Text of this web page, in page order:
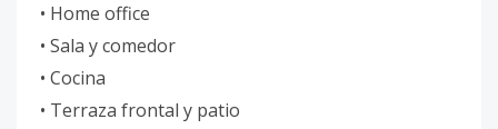
• Home office
• Sala y comedor
• Cocina
• Terraza frontal y patio